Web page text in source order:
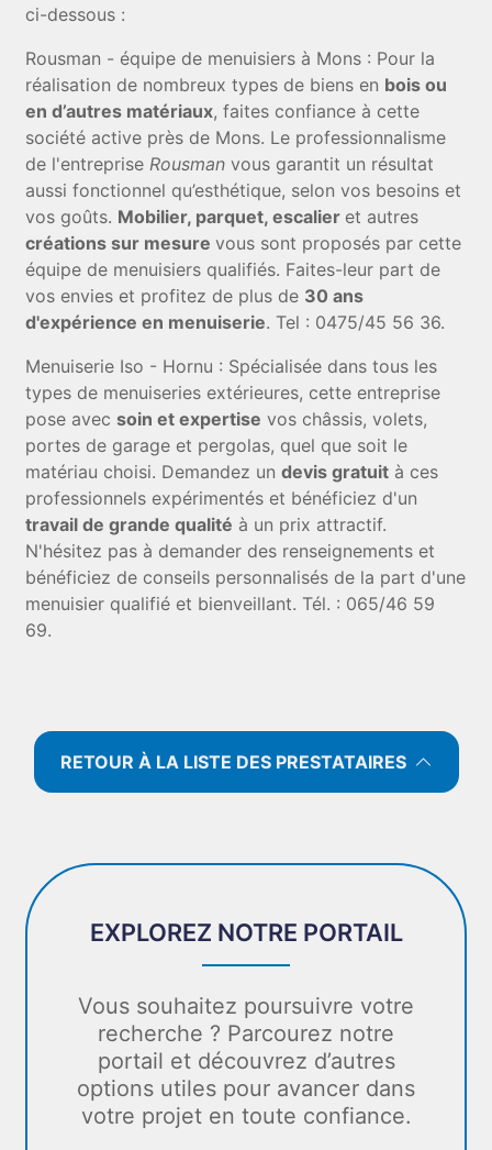
ci-dessous :
Rousman - équipe de menuisiers à Mons : Pour la
réalisation de nombreux types de biens en bois ou
en d’autres matériaux, faites confiance à cette
société active près de Mons. Le professionnalisme
de l'entreprise Rousmanvous garantit un résultat
aussi fonctionnel qu’esthétique, selon vos besoins et
vos goûts. Mobilier, parquet, escalier et autres
créations sur mesurevous sont proposés par cette
équipe de menuisiers qualifiés. Faites-leur part de
vos envies et profitez de plus de 30 ans
d'expérience en menuiserie. Tel : 0475/45 56 36.
Menuiserie Iso - Hornu : Spécialisée dans tous les
types de menuiseries extérieures, cette entreprise
pose avecsoin et expertise vos châssis, volets,
portes de garage et pergolas, quel que soit le
matériau choisi. Demandez undevis gratuit à ces
professionnels expérimentés et bénéficiez d'un
travail de grande qualité à un prix attractif.
N'hésitez pas à demander des renseignements et
bénéficiez de conseils personnalisés de la part d'une
menuisier qualifié et bienveillant. Tél. : 065/46 59
69.
RETOUR À LA LISTE DES PRESTATAIRES
EXPLOREZ NOTRE PORTAIL
Vous souhaitez poursuivre votre
recherche ? Parcourez notre
portail et découvrez d’autres
options utiles pour avancer dans
votre projet en toute confiance.